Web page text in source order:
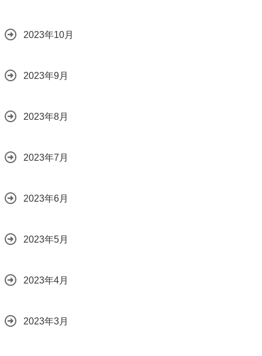
2023年10月
2023年9月
2023年8月
2023年7月
2023年6月
2023年5月
2023年4月
2023年3月